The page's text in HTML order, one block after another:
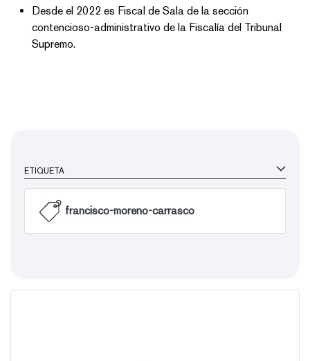
Desde el 2022 es Fiscal de Sala de la sección
contencioso-administrativo de la Fiscalía del Tribunal
Supremo.
ETIQUETA
francisco-moreno-carrasco